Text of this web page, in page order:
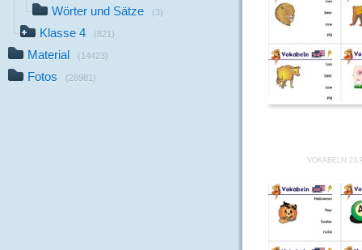
Wörter und Sätze (3)
Klasse 4 (821)
Material (14423)
Fotos (28981)
VOKABELN